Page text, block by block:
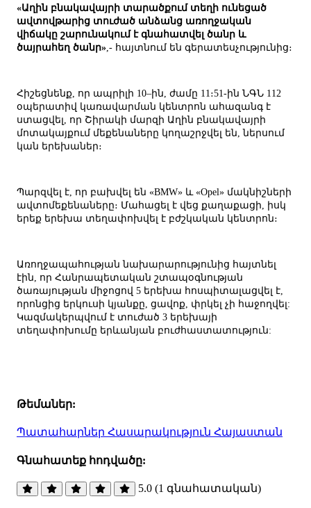
«Աղին բնակավայրի տարածքում տեղի ունեցած
ավտովթարից տուժած անձանց առողջական
վիճակը շարունակում է գնահատվել ծանր և
ծայրահեղ ծանր» ,- հայտնում են գերատեսչությունից։
Հիշեցնենք, որ ապրիլի 10–ին, ժամը 11։51-ին ՆԳՆ 112
օպերատիվ կառավարման կենտրոն ահազանգ է
ստացվել, որ Շիրակի մարզի Աղին բնակավայրի
մոտակայքում մեքենաները կողաշրջվել են, ներսում
կան երեխաներ։
Պարզվել է, որ բախվել են «BMW» և «Opel» մակնիշների
ավտոմեքենաները։ Մահացել է վեց քաղաքացի, իսկ
երեք երեխա տեղափոխվել է բժշկական կենտրոն։
Առողջապահության նախարարությունից հայտնել
էին, որ Հանրապետական շտապօգնության
ծառայության միջոցով 5 երեխա հոսպիտալացվել է,
որոնցից երկուսի կյանքը, ցավոք, փրկել չի հաջողվել:
Կազմակերպվում է տուժած 3 երեխայի
տեղափոխումը երևանյան բուժհաստատություն:
Թեմաներ:
Պատահարներ Հասարակություն Հայաստան
Գնահատեք հոդվածը:
5.0 (1 գնահատական)